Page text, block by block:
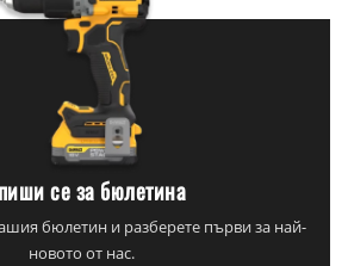
се за бюлетина
бюлетин и разберете първи за най-
новото от нас.